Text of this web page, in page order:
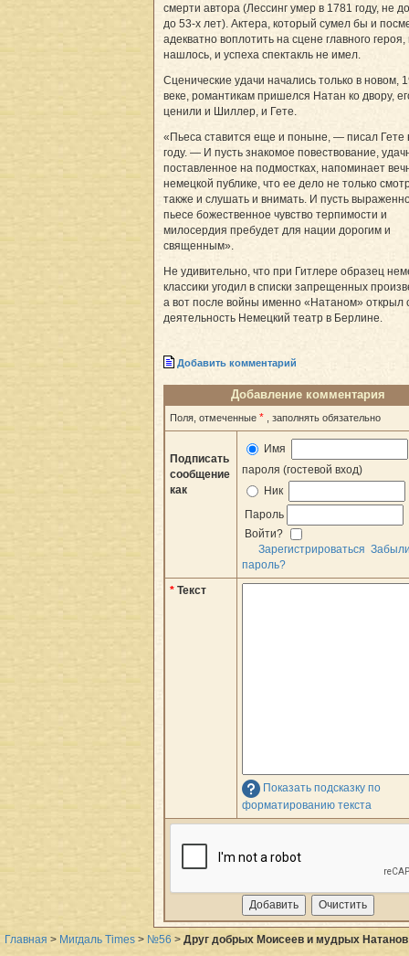
смерти автора (Лессинг умер в 1781 году, не
до 53-х лет). Актера, который сумел бы и
адекватно воплотить на сцене главного героя,
нашлось, и успеха спектакль не имел.
Сценические удачи начались только в новом,
веке, романтикам пришелся Натан ко двору,
ценили и Шиллер, и Гете.
«Пьеса ставится еще и поныне, — писал Гете
году. — И пусть знакомое повествование,
поставленное на подмостках, напоминает
немецкой публике, что ее дело не только
также и слушать и внимать. И пусть
пьесе божественное чувство терпимости и
милосердия пребудет для нации дорогим и
священным».
Не удивительно, что при Гитлере образец
классики угодил в списки запрещенных
а вот после войны именно «Натаном» открыл
деятельность Немецкий театр в Берлине.
Добавить комментарий
Добавление комментария
Поля, отмеченные * , заполнять обязательно
Подписать
сообщение
как
Имя
пароля (гостевой вход)
Ник
Пароль
Войти?
Зарегистрироваться
пароль?
* Текст
Показать подсказку по
форматированию текста
Главная > Мигдаль Times > №56 > Друг добрых Моисеев и мудрых Натанов